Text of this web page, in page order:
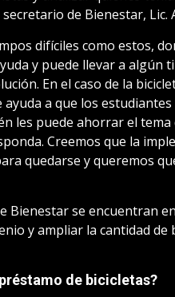
de Bienestar, Lic.
difíciles como estos,
y puede llevar a algún
En el caso de la
ayuda a que los
les puede ahorrar el
Creemos que la
quedarse y queremos
Bienestar se encuentran
y ampliar la cantidad de
de bicicletas?